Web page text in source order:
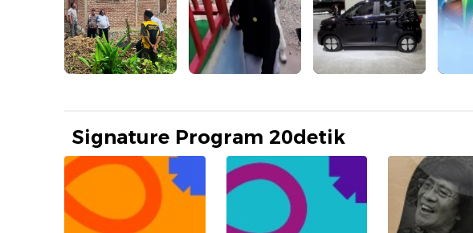
Signature Program 20detik